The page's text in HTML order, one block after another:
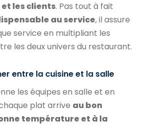
les clients. Pas tout à fait
au service, il assure
service en multipliant les
les deux univers du restaurant.
entre la cuisine et la salle
les équipes en salle et en
plat arrive au bon
température et à la